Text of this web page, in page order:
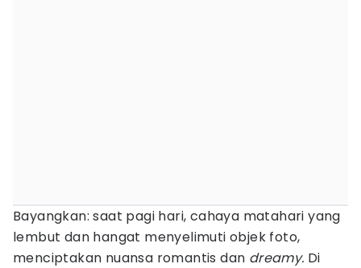
Bayangkan: saat pagi hari, cahaya matahari yang
lembut dan hangat menyelimuti objek foto,
menciptakan nuansa romantis dan dreamy. Di